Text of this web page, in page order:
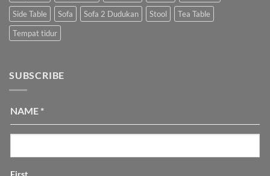
Side Table
Sofa Sofa 2 Dudukan Stool
Tea Table
Tempat tidur
SUBSCRIBE
NAME *
First